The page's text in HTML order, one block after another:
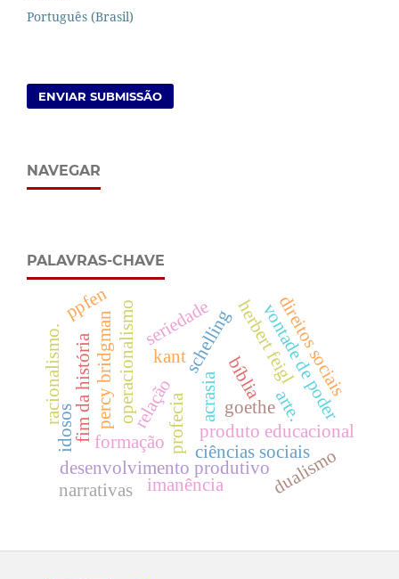
Português (Brasil)
ENVIAR SUBMISSÃO
NAVEGAR
PALAVRAS-CHAVE
kant herbert feigl
bíblia
profecia produto educacional
relação vontade de poder
acrasia
desenvolvimento produtivo
formação
operacionalismo
percy bridgman
fim da história
idosos
direitos sociais
arte.
schelling
racionalismo. goethe
dualismo
ciências sociais
imanência
seriedade
ppfen
narrativas